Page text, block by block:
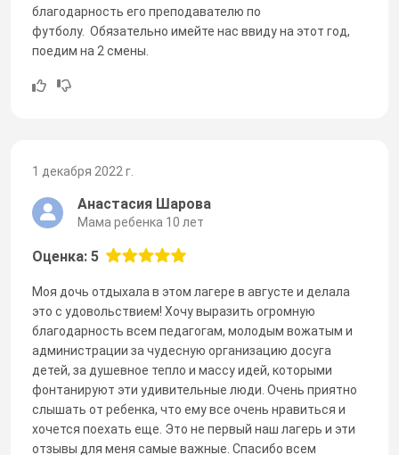
благодарность его преподавателю по
футболу. Обязательно имейте нас ввиду на этот год,
поедим на 2 смены.
1 декабря 2022 г.
Анастасия Шарова
Мама ребенка 10 лет
Оценка: 5
Моя дочь отдыхала в этом лагере в августе и делала
это с удовольствием! Хочу выразить огромную
благодарность всем педагогам, молодым вожатым и
администрации за чудесную организацию досуга
детей, за душевное тепло и массу идей, которыми
фонтанируют эти удивительные люди. Очень приятно
слышать от ребенка, что ему все очень нравиться и
хочется поехать еще. Это не первый наш лагерь и эти
отзывы для меня самые важные. Спасибо всем